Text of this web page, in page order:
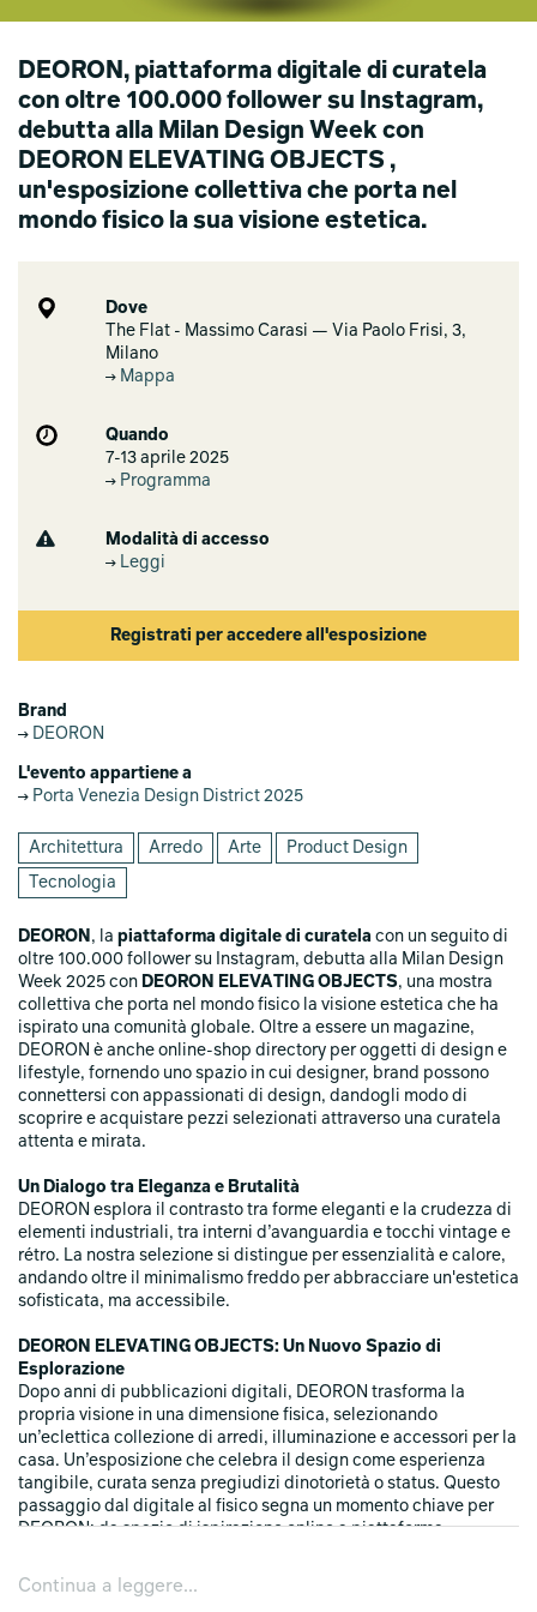
DEORON, piattaforma digitale di curatela
con oltre 100.000 follower su Instagram,
debutta alla Milan Design Week con
DEORON ELEVATING OBJECTS ,
un'esposizione collettiva che porta nel
mondo fisico la sua visione estetica.
Dove
The Flat - Massimo Carasi — Via Paolo Frisi, 3,
Milano
Mappa
Quando
7-13 aprile 2025
Programma
Modalità di accesso
Leggi
Registrati per accedere all'esposizione
Brand
DEORON
L'evento appartiene a
Porta Venezia Design District 2025
Architettura Arredo Arte Product Design
Tecnologia
DEORON , la piattaforma digitale di curatela con un seguito di
oltre 100.000 follower su Instagram, debutta alla Milan Design
Week 2025 con DEORON ELEVATING OBJECTS, una mostra
collettiva che porta nel mondo fisico la visione estetica che ha
ispirato una comunità globale. Oltre a essere un magazine,
DEORON è anche online-shop directory per oggetti di design e
lifestyle, fornendo uno spazio in cui designer, brand possono
connettersi con appassionati di design, dandogli modo di
scoprire e acquistare pezzi selezionati attraverso una curatela
attenta e mirata.
Un Dialogo tra Eleganza e Brutalità
DEORON esplora il contrasto tra forme eleganti e la crudezza di
elementi industriali, tra interni d’avanguardia e tocchi vintage e
rétro. La nostra selezione si distingue per essenzialità e calore,
andando oltre il minimalismo freddo per abbracciare un'estetica
sofisticata, ma accessibile.
DEORON ELEVATING OBJECTS: Un Nuovo Spazio di
Esplorazione
Dopo anni di pubblicazioni digitali, DEORON trasforma la
propria visione in una dimensione fisica, selezionando
un’eclettica collezione di arredi, illuminazione e accessori per la
casa. Un’esposizione che celebra il design come esperienza
tangibile, curata senza pregiudizi dinotorietà o status. Questo
passaggio dal digitale al fisico segna un momento chiave per
DEORON: da spazio di ispirazione online a piattaforma
diretta e immersiva.
Continua a leggere...